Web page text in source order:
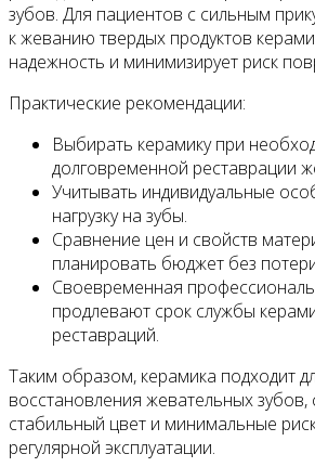
зубов. Для пациентов с сильным
к жеванию твердых продуктов
надежность и минимизирует риск
Практические рекомендации:
Выбирать керамику при
долговременной реставрации
Учитывать индивидуальные
нагрузку на зубы.
Сравнение цен и свойств
планировать бюджет без
Своевременная
продлевают срок службы
реставраций.
Таким образом, керамика подходит
восстановления жевательных зубов,
стабильный цвет и минимальные
регулярной эксплуатации.